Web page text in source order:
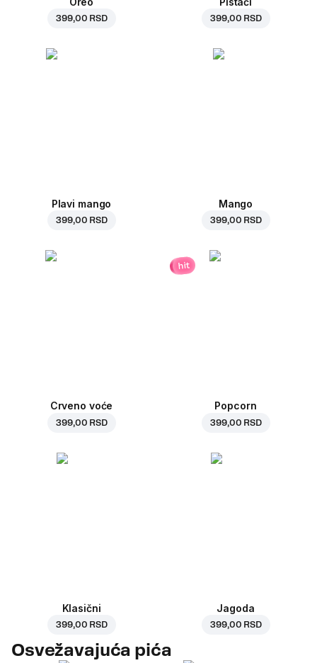
399,00 RSD 399,00 RSD
Plavi mango
399,00 RSD
Mango
399,00 RSD
Crveno voće
399,00 RSD
hit
Popcorn
399,00 RSD
Klasični
399,00 RSD
Jagoda
399,00 RSD
Osvežavajuća pića